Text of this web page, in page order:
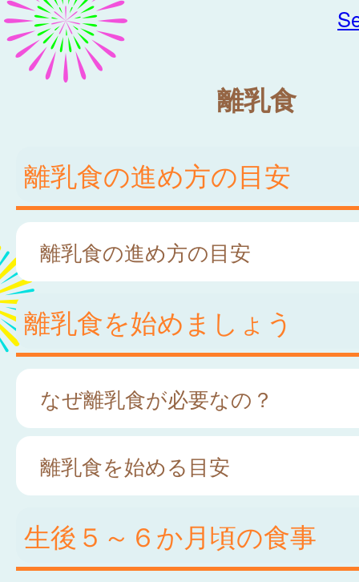
離乳食
離乳食の進め方の目安
離乳食の進め方の目安
離乳食を始めましょう
なぜ離乳食が必要なの？
離乳食を始める目安
生後５～６か月頃の食事